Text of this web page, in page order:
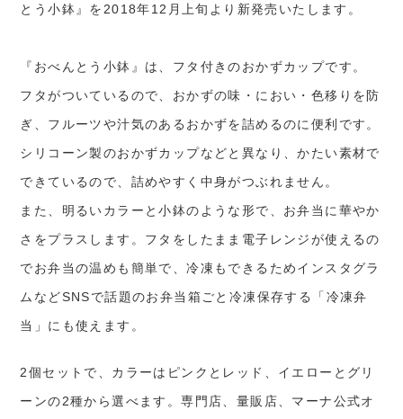
とう小鉢』を2018年12月上旬より新発売いたします。
『おべんとう小鉢』は、フタ付きのおかずカップです。
フタがついているので、おかずの味・におい・色移りを防
ぎ、フルーツや汁気のあるおかずを詰めるのに便利です。
シリコーン製のおかずカップなどと異なり、かたい素材で
できているので、詰めやすく中身がつぶれません。
また、明るいカラーと小鉢のような形で、お弁当に華やか
さをプラスします。フタをしたまま電子レンジが使えるの
でお弁当の温めも簡単で、冷凍もできるためインスタグラ
ムなどSNSで話題のお弁当箱ごと冷凍保存する「冷凍弁
当」にも使えます。
2個セットで、カラーはピンクとレッド、イエローとグリ
ーンの2種から選べます。専門店、量販店、マーナ公式オ